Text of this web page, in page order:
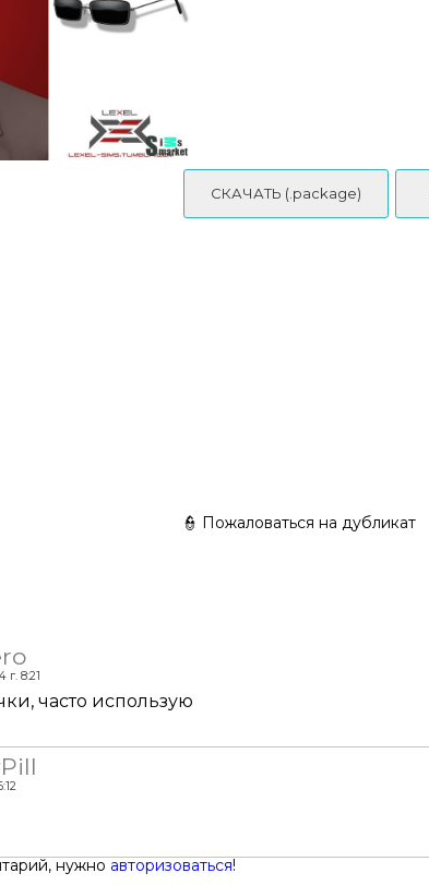
СКАЧАТЬ (.package)
👮 Пожаловаться на дубликат
г. 8:21
часто использую
нужно авторизоваться!